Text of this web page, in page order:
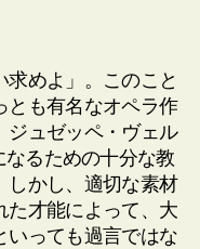
求めよ」。このこと
とも有名なオペラ作
ジュゼッペ・ヴェル
なるための十分な教
しかし、適切な素材
た才能によって、大
いっても過言ではな